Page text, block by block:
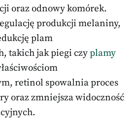
oraz odnowy komórek.
produkcji melaniny,
plam
takich jak piegi czyplamy
retinol spowalnia proces
oraz zmniejsza widoczność